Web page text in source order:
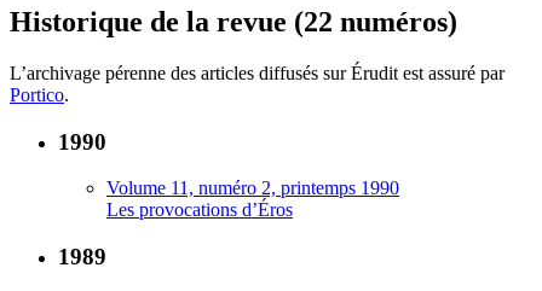
Historique de la revue (22 numéros)
L’archivage pérenne des articles diffusés sur Érudit est assuré par
Portico.
1990
Volume 11, numéro 2, printemps 1990
Les provocations d’Éros
1989